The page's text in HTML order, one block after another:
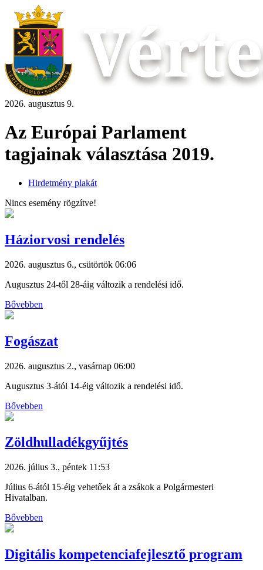
2026. augusztus 9.
Az Európai Parlament
tagjainak választása 2019.
Hirdetmény plakát
Nincs esemény rögzítve!
Háziorvosi rendelés
2026. augusztus 6., csütörtök 06:06
Augusztus 24-től 28-áig változik a rendelési idő.
Bővebben
Fogászat
2026. augusztus 2., vasárnap 06:00
Augusztus 3-ától 14-éig változik a rendelési idő.
Bővebben
Zöldhulladékgyűjtés
2026. július 3., péntek 11:53
Július 6-ától 15-éig vehetőek át a zsákok a Polgármesteri
Hivatalban.
Bővebben
Digitális kompetenciafejlesztő program